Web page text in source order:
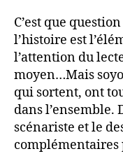
C’est que
l’histoire est
l’attention du
moyen…Mais
qui sortent, ont
dans l’ensemble.
scénariste et le
complémentaires